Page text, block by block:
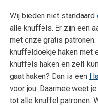
Wij bieden niet standaard
alle knuffels. Er zijn een
met onze gratis
knuffeldoekje haken met
knuffels haken en zelf
gaat haken? Dan is een
voor jou. Daarmee weet
tot alle knuffel patronen.